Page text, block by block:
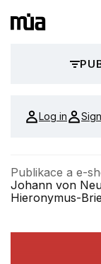
Log in
Publikace a e-
Johann von
Hieronymus-